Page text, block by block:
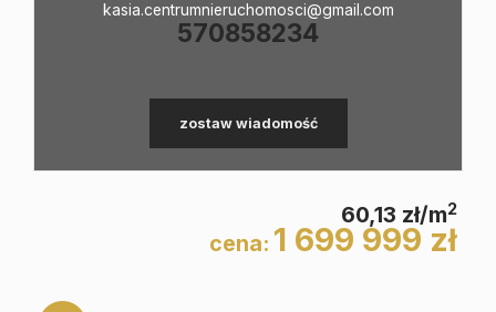
kasia.centrumnieruchomosci@gmail.com
570858234
zostaw wiadomość
60,13 zł/m2
cena: 1 699 999 zł